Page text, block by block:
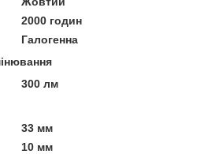
2000 годин
Галогенна
300 лм
33 мм
10 мм